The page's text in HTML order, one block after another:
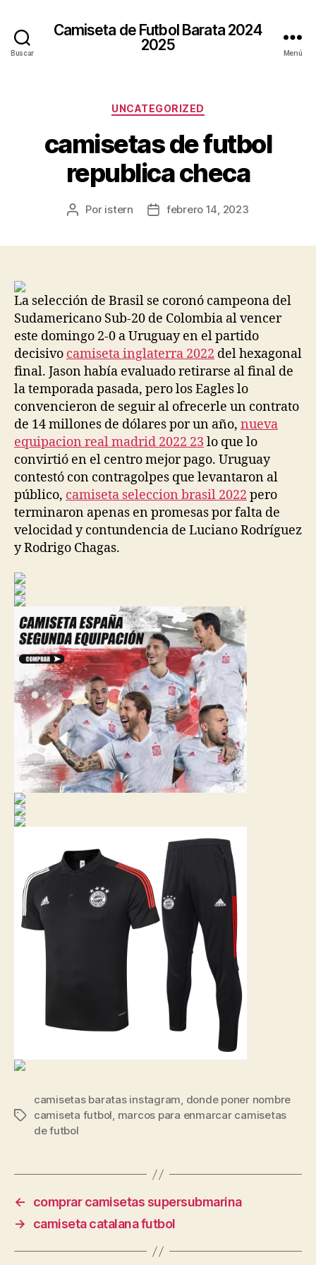
Buscar
Camiseta de Futbol Barata 2024
2025
Menú
Categorías
UNCATEGORIZED
camisetas de futbol
republica checa
Autor
Por istern
Fechafebrero 14, 2023
La selección de Brasil se coronó campeona del
Sudamericano Sub-20 de Colombia al vencer
este domingo 2-0 a Uruguay en el partido
decisivo camiseta inglaterra 2022 del hexagonal
final. Jason había evaluado retirarse al final de
la temporada pasada, pero los Eagles lo
convencieron de seguir al ofrecerle un contrato
de 14 millones de dólares por un año, nueva
equipacion real madrid 2022 23 lo que lo
convirtió en el centro mejor pago. Uruguay
contestó con contragolpes que levantaron al
público, camiseta seleccion brasil 2022 pero
terminaron apenas en promesas por falta de
velocidad y contundencia de Luciano Rodríguez
y Rodrigo Chagas.
Etiquetas
camisetas baratas instagram, donde poner nombre
camiseta futbol, marcos para enmarcar camisetas
de futbol
←
comprar camisetas supersubmarina
→
camiseta catalana futbol